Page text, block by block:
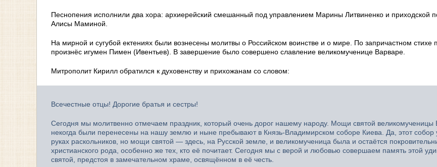
Песнопения исполнили два хора: архиерейский смешанный под управлением Марины Литвиненко и приходской
Алисы Маминой.
На мирной и сугубой ектениях были вознесены молитвы о Российском воинстве и о мире. По запричастном стихе
произнёс игумен Пимен (Ивентьев). В завершение было совершено славление великомученице Варваре.
Митрополит Кирилл обратился к духовенству и прихожанам со словом:
Всечестные отцы! Дорогие братья и сестры!
Сегодня мы молитвенно отмечаем праздник, который очень дорог нашему народу. Мощи святой великомученицы
некогда были перенесены на нашу землю и ныне пребывают в Князь-Владимирском соборе Киева. Да, этот собор
руках раскольников, но мощи святой — здесь, на Русской земле, и великомученица была и остаётся
христианского рода, особенно же тех, кто её почитает. Сегодня мы с верой и любовью совершаем память этой
святой, предстоя в замечательном храме, освящённом в её честь.